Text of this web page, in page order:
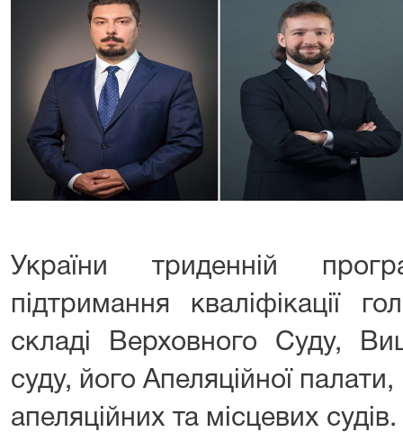
України триденній
підтримання кваліфікації
складі Верховного Суду,
суду, його Апеляційної палати,
апеляційних та місцевих судів.